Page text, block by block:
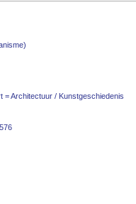
= Architectuur / Kunstgeschiedenis